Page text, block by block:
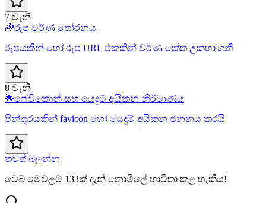
7 වැනි
🌈රූප වර්ණ තෝරනය
රූපයකින් හෝ රූප URL එකකින් වර්ණ කේත උකහා ගනී
8 වැනි
🌟ෆේවිකොන් සහ යෙදුම් අයිකන නිර්මාණය
පින්තූරයකින් favicon හෝ යෙදුම් අයිකන ජනනය කරයි
තවත් බලන්න
වෙබ් මෙවලම් 133ක් දැන් නොමිලේ භාවිතා කළ හැකිය!